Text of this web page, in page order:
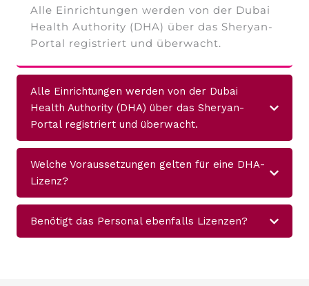
Alle Einrichtungen werden von der Dubai
Health Authority (DHA) über das Sheryan-
Portal registriert und überwacht.
Alle Einrichtungen werden von der Dubai
Health Authority (DHA) über das Sheryan-
Portal registriert und überwacht.
Welche Voraussetzungen gelten für eine DHA-
Lizenz?
Benötigt das Personal ebenfalls Lizenzen?